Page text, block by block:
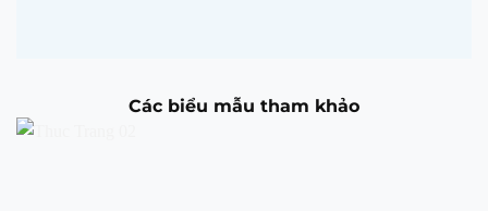
Các biểu mẫu tham khảo